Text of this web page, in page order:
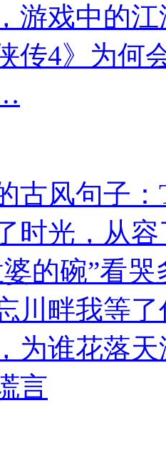
游戏中的
传4》为何
古风句子：
时光，从
的碗”看
川畔我等
为谁花落天
言